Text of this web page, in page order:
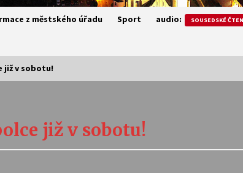
z městského úřadu Sport audio: SOUSEDSKÉ
Stávám se kapkou
30. 7. 2026
již v sobotu!
již v sobotu!